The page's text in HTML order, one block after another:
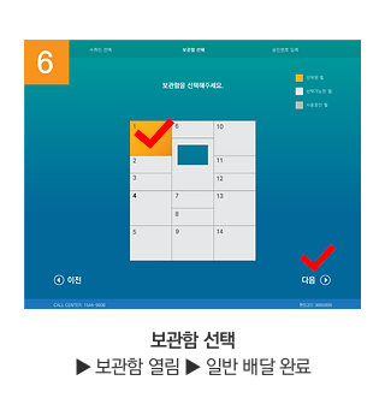
④
보관함 선택
▶ 보관함 열림 ▶ 일반 배달 완료